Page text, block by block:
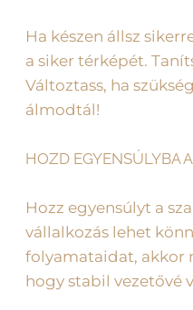
Ha készen állsz
a siker térképét.
Változtass, ha
álmodtál!
HOZD EGYENSÚLYBA
Hozz egyensúlyt a
vállalkozás lehet
folyamataidat, akkor
hogy stabil vezetővé